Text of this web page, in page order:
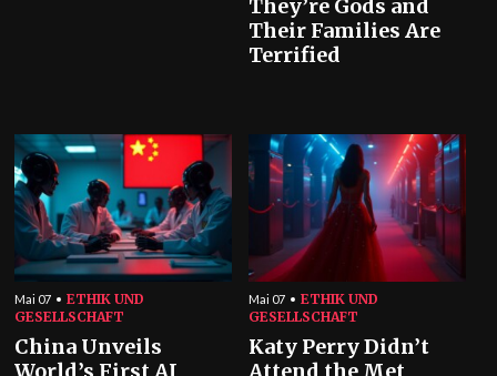
They’re Gods and
Their Families Are
Terrified
Mai 07
ETHIK UND
GESELLSCHAFT
China Unveils
Mai 07
ETHIK UND
GESELLSCHAFT
Katy Perry Didn’t